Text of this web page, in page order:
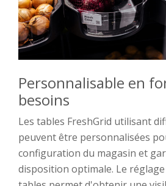
Personnalisable en
besoins
Les tables FreshGrid utilisant
peuvent être personnalisées
configuration du magasin et
disposition optimale. Le réglage